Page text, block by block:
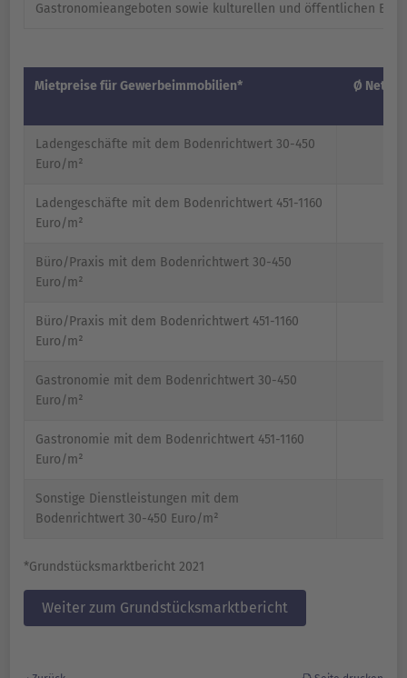
Gastronomieangeboten sowie kulturellen und öffentlichen
Mietpreise für Gewerbeimmobilien* Ø
Ladengeschäfte mit dem Bodenrichtwert 30-450
Euro/m²
Ladengeschäfte mit dem Bodenrichtwert 451-1160
Euro/m²
Büro/Praxis mit dem Bodenrichtwert 30-450
Euro/m²
Büro/Praxis mit dem Bodenrichtwert 451-1160
Euro/m²
Gastronomie mit dem Bodenrichtwert 30-450
Euro/m²
Gastronomie mit dem Bodenrichtwert 451-1160
Euro/m²
Sonstige Dienstleistungen mit dem
Bodenrichtwert 30-450 Euro/m²
*Grundstücksmarktbericht 2021
Weiter zum Grundstücksmarktbericht